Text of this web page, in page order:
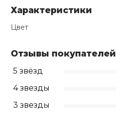
Характеристики
Цвет
Отзывы покупателей
5 звёзд
4 звезды
3 звезды